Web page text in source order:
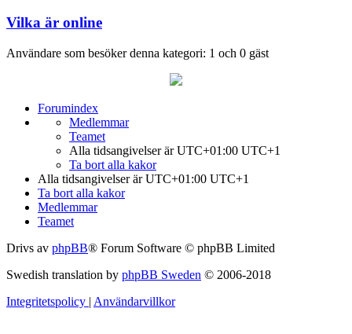
Vilka är online
Användare som besöker denna kategori: 1 och 0 gäst
Forumindex
Medlemmar
Teamet
Alla tidsangivelser är UTC+01:00 UTC+1
Ta bort alla kakor
Alla tidsangivelser är UTC+01:00 UTC+1
Ta bort alla kakor
Medlemmar
Teamet
Drivs av phpBB® Forum Software © phpBB Limited
Swedish translation by phpBB Sweden © 2006-2018
Integritetspolicy | Användarvillkor